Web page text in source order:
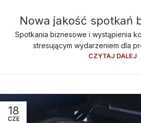
Nowa jakość spotkań
Spotkania biznesowe i wystąpienia
stresującym wydarzeniem dla
CZYTAJ DALEJ
18
CZE